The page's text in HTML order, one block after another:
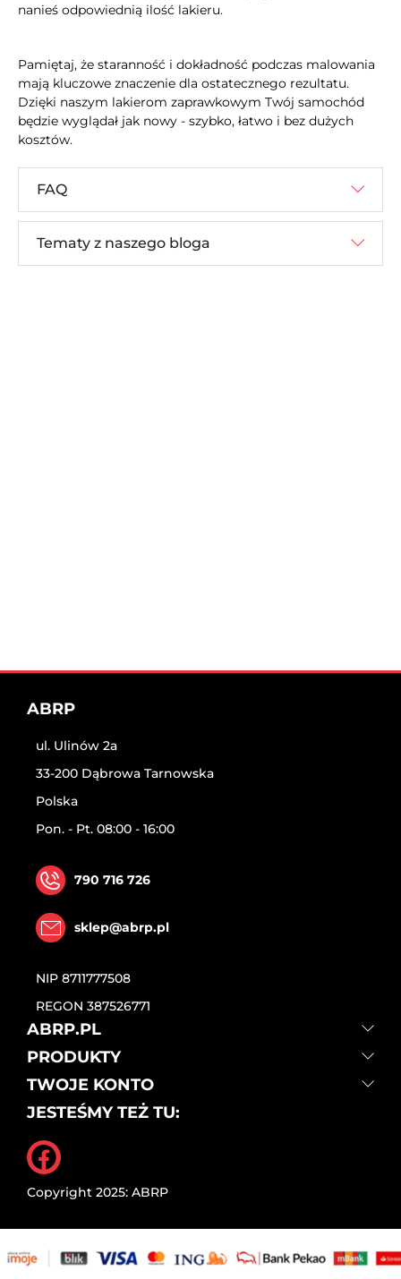
nanieś odpowiednią ilość lakieru.
Pamiętaj, że staranność i dokładność podczas malowania
mają kluczowe znaczenie dla ostatecznego rezultatu.
Dzięki naszym lakierom zaprawkowym Twój samochód
będzie wyglądał jak nowy - szybko, łatwo i bez dużych
kosztów.
FAQ
Tematy z naszego bloga
ABRP
ul. Ulinów 2a
33-200 Dąbrowa Tarnowska
Polska
Pon. - Pt. 08:00 - 16:00
790 716 726
sklep@abrp.pl
NIP 8711777508
REGON 387526771
ABRP.PL
PRODUKTY
TWOJE KONTO
JESTEŚMY TEŻ TU:
Copyright 2025: ABRP